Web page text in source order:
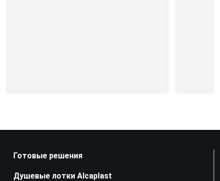
Готовые решения
Душевые лотки Alcaplast